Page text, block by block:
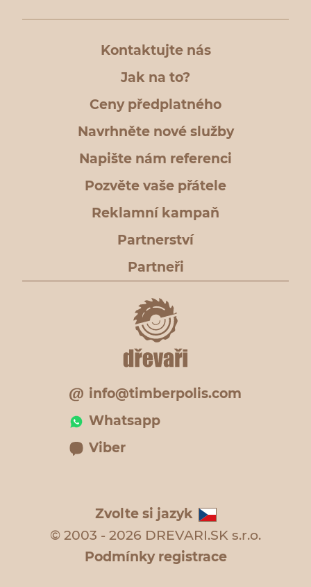
Kontaktujte nás
Jak na to?
Ceny předplatného
Navrhněte nové služby
Napište nám referenci
Pozvěte vaše přátele
Reklamní kampaň
Partnerství
Partneři
info@timberpolis.com
Whatsapp
Viber
Zvolte si jazyk
© 2003 - 2026 DREVARI.SK s.r.o.
Podmínky registrace